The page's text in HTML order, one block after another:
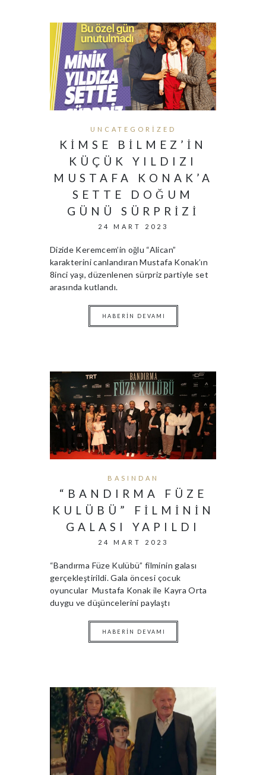
UNCATEGORIZED
KIMSE BILMEZ’IN
KÜÇÜK YILDIZI
MUSTAFA KONAK’A
SETTE DOĞUM
GÜNÜ SÜRPRIZI
24 MART 2023
Dizide Keremcem’in oğlu “Alican”
karakterini canlandıran Mustafa Konak’ın
8inci yaşı, düzenlenen sürpriz partiyle set
arasında kutlandı.
HABERIN DEVAMI
BASINDAN
“BANDIRMA FÜZE
KULÜBÜ” FILMININ
GALASI YAPILDI
24 MART 2023
“Bandırma Füze Kulübü” filminin galası
gerçekleştirildi. Gala öncesi çocuk
oyuncular Mustafa Konak ile Kayra Orta
duygu ve düşüncelerini paylaştı
HABERIN DEVAMI